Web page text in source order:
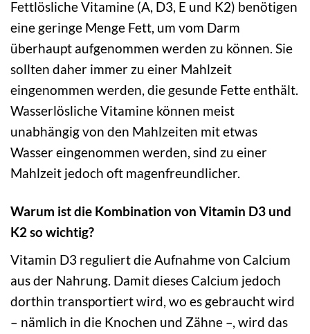
Fettlösliche Vitamine (A, D3, E und K2) benötigen
eine geringe Menge Fett, um vom Darm
überhaupt aufgenommen werden zu können. Sie
sollten daher immer zu einer Mahlzeit
eingenommen werden, die gesunde Fette enthält.
Wasserlösliche Vitamine können meist
unabhängig von den Mahlzeiten mit etwas
Wasser eingenommen werden, sind zu einer
Mahlzeit jedoch oft magenfreundlicher.
Warum ist die Kombination von Vitamin D3 und
K2 so wichtig?
Vitamin D3 reguliert die Aufnahme von Calcium
aus der Nahrung. Damit dieses Calcium jedoch
dorthin transportiert wird, wo es gebraucht wird
– nämlich in die Knochen und Zähne –, wird das